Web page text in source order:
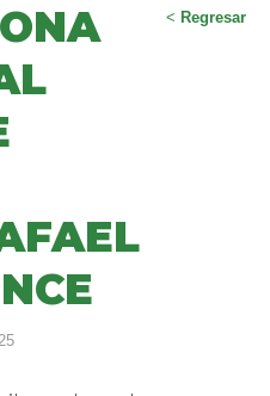
< Regresar